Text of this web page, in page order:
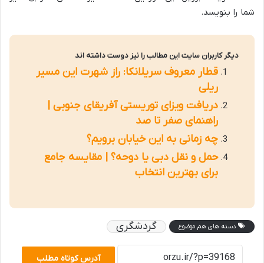
شما را بنویسد.
دیگر کاربران سایت این مطالب را نیز دوست داشته اند
قطار معروف سریلانکا: راز شهرت این مسیر
ریلی
دریافت ویزای توریستی آفریقای جنوبی |
راهنمای صفر تا صد
چه زمانی به این خیابان برویم؟
حمل و نقل دبی یا دوحه؟ | مقایسه جامع
برای بهترین انتخاب
دسته های هم موضوع گردشگری
آدرس کوتاه مطلب